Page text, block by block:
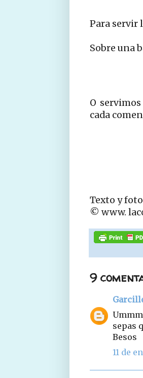
Para servir
Sobre una
O
cada
Texto y
© www.
9
sepas
Besos
11 de